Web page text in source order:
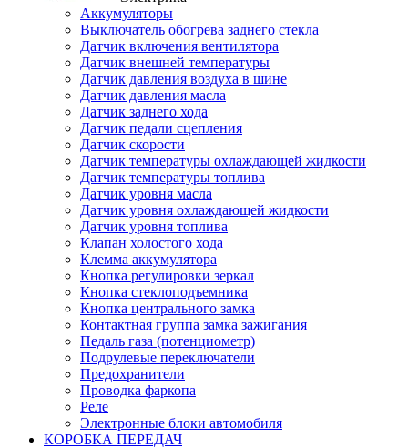
Аккумуляторы
Выключатель обогрева заднего стекла
Датчик включения вентилятора
Датчик внешней температуры
Датчик давления воздуха в шине
Датчик давления масла
Датчик заднего хода
Датчик педали сцепления
Датчик скорости
Датчик температуры охлаждающей жидкости
Датчик температуры топлива
Датчик уровня масла
Датчик уровня охлаждающей жидкости
Датчик уровня топлива
Клапан холостого хода
Клемма аккумулятора
Кнопка регулировки зеркал
Кнопка стеклоподъемника
Кнопка центрального замка
Контактная группа замка зажигания
Педаль газа (потенциометр)
Подрулевые переключатели
Предохранители
Проводка фаркопа
Реле
Электронные блоки автомобиля
КОРОБКА ПЕРЕДАЧ